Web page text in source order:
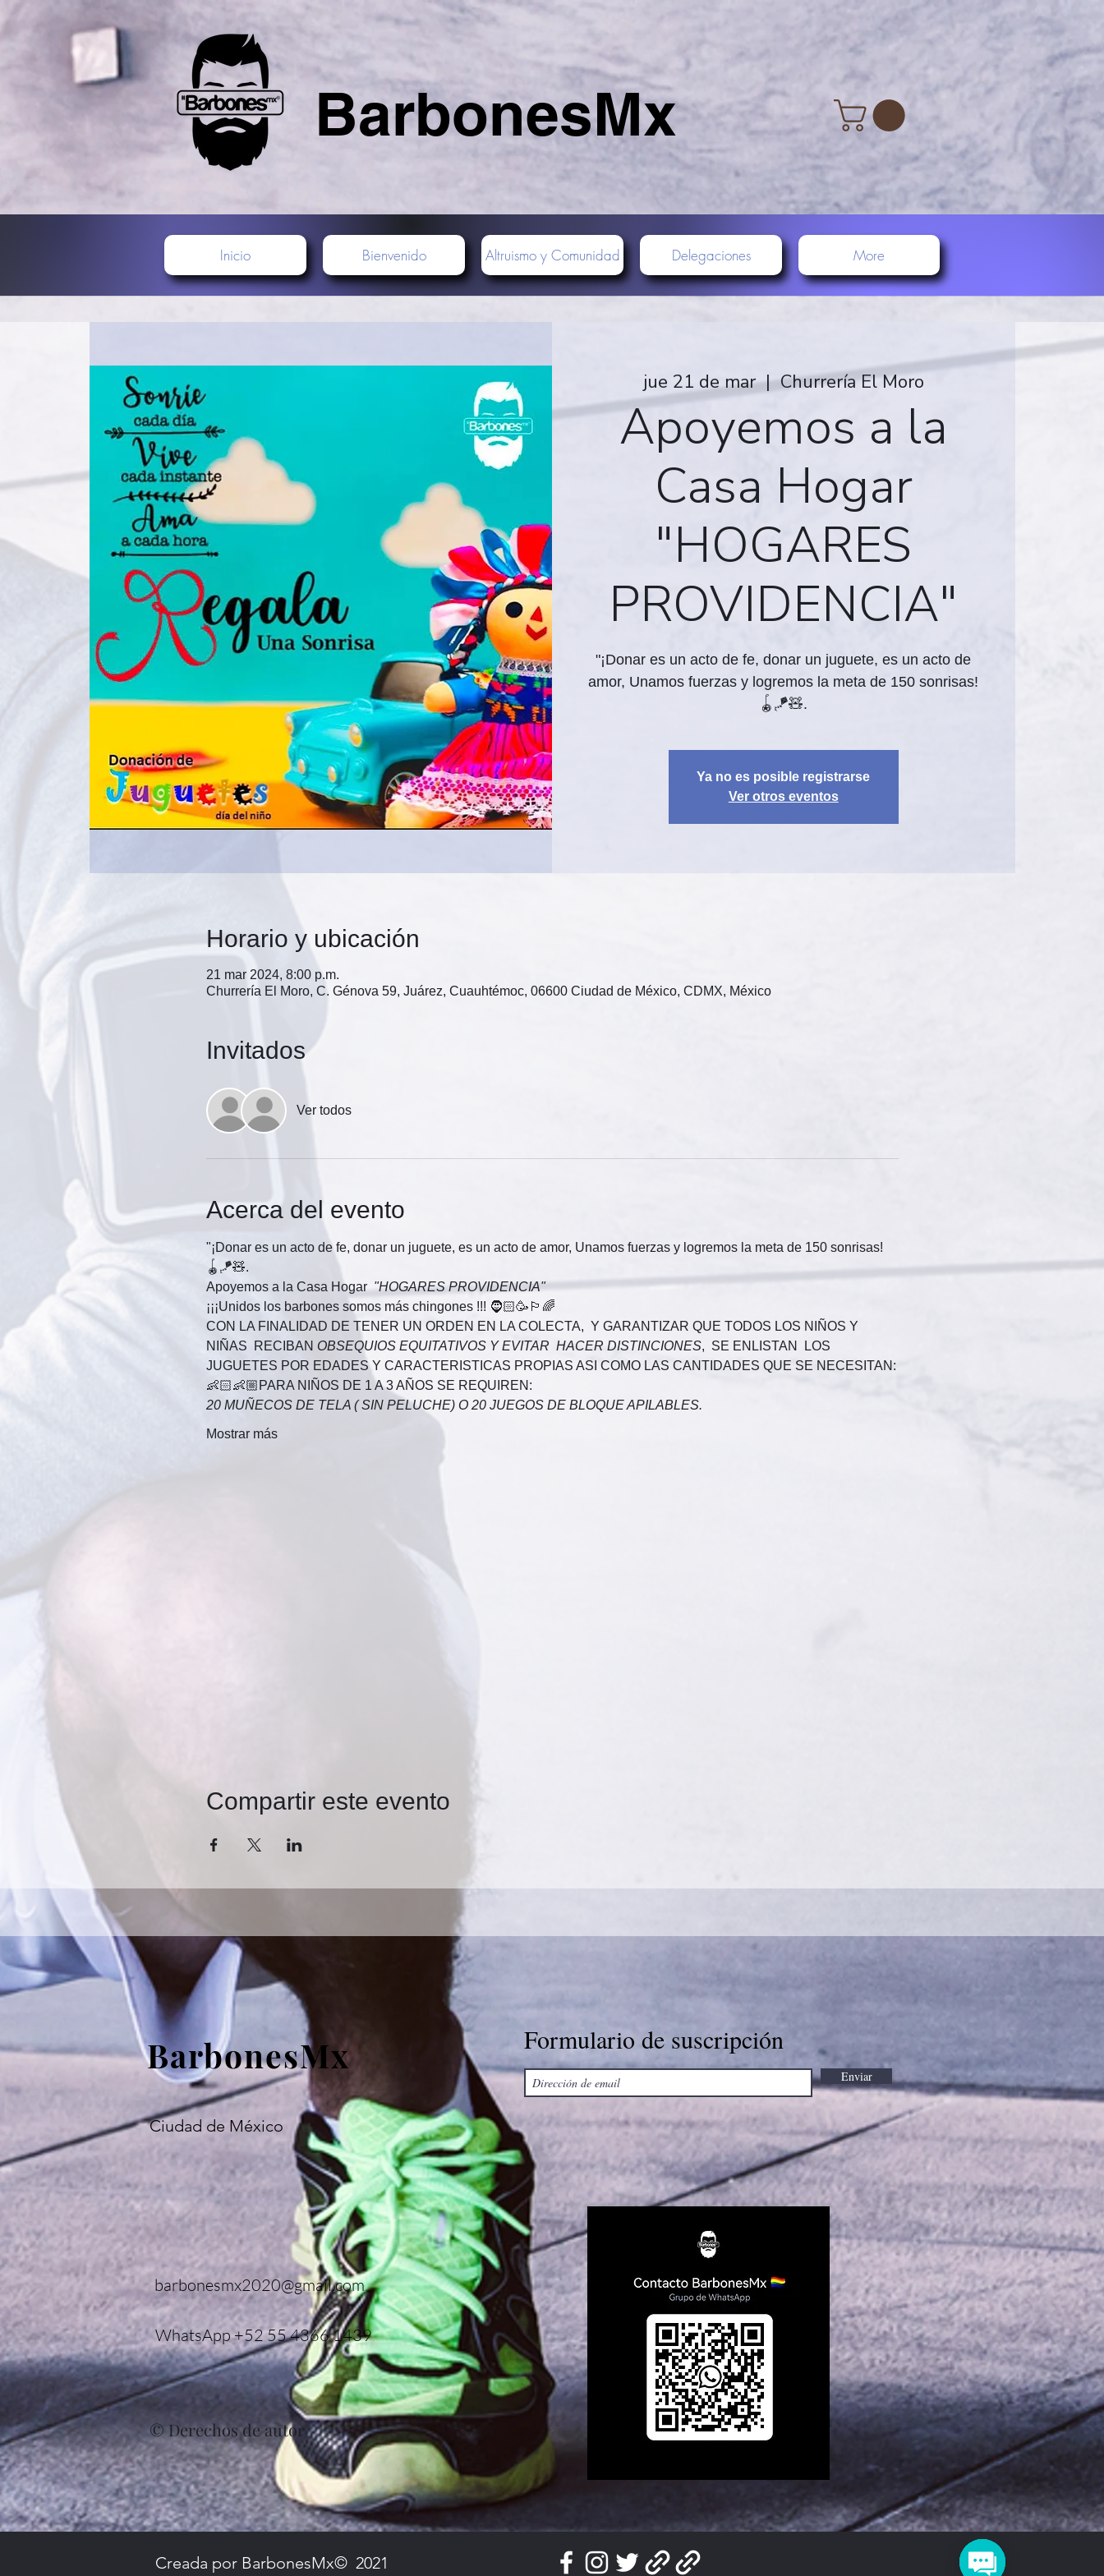
BarbonesMx
Inicio Bienvenido Altruismo y Comunidad Delegaciones More
jue 21 de mar
  |
Churrería El Moro
Apoyemos a la
Casa Hogar
"HOGARES
PROVIDENCIA"
"¡Donar es un acto de fe, donar un juguete, es un acto de
amor, Unamos fuerzas y logremos la meta de 150 sonrisas!
🪀🪁🧸.
Ya no es posible registrarse
Ver otros eventos
Horario y ubicación
21 mar 2024, 8:00 p.m.
Churrería El Moro, C. Génova 59, Juárez, Cuauhtémoc, 06600 Ciudad de México, CDMX, México
Invitados
Ver todos
Acerca del evento
"¡Donar es un acto de fe, donar un juguete, es un acto de amor, Unamos fuerzas y logremos la meta de 150 sonrisas!
🪀🪁🧸.
Apoyemos a la Casa Hogar "HOGARES PROVIDENCIA"
¡¡¡Unidos los barbones somos más chingones !!! 🧔🏻🥳🏳‍🌈
CON LA FINALIDAD DE TENER UN ORDEN EN LA COLECTA,  Y GARANTIZAR QUE TODOS LOS NIÑOS Y
NIÑAS  RECIBAN OBSEQUIOS EQUITATIVOS Y EVITAR  HACER DISTINCIONES,  SE ENLISTAN  LOS
JUGUETES POR EDADES Y CARACTERISTICAS PROPIAS ASI COMO LAS CANTIDADES QUE SE NECESITAN:
👶🏻👶🏼PARA NIÑOS DE 1 A 3 AÑOS SE REQUIREN:
20 MUÑECOS DE TELA ( SIN PELUCHE) O 20 JUEGOS DE BLOQUE APILABLES.
Mostrar más
Compartir este evento
BarbonesMx
Ciudad de México
barbonesmx2020@gmail.com
WhatsApp +52 55 4366 1439
© Derechos de autor
Formulario de suscripción
Enviar
Creada por BarbonesMx© 2021